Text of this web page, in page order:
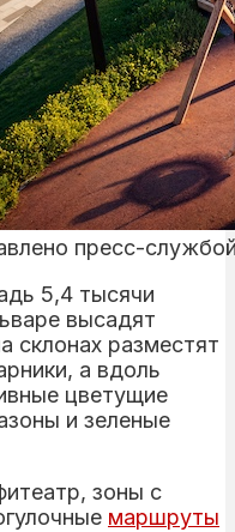
пресс-
5,4 тысячи
высадят
склонах разместят
а вдоль
цветущие
и зеленые
зоны с
маршруты